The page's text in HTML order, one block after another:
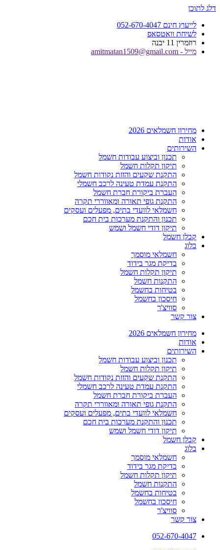
דלג לתוכן
לייעוץ חינם 052-670-4047
לשיחת וואטסאפ
רוזמרין 11 יבנה
מייל - amitmatan1509@gmail.com
מחירון חשמלאים 2026
אודות
השירותים
תכנון וביצוע עבודות חשמל
תיקון תקלות חשמל
התקנת שקעים והזזת נקודות חשמל
התקנת עמדת טעינה לרכב חשמלי
העברת ביקורת חברת חשמל
התקנת גופי תאורה ומאווררי תקרה
חשמלאי לוועדי בתים, מפעלים ועסקים
תכנון והתקנת מערכות בית חכם
תיקון דודי חשמל ושמש
קבלן חשמל
בלוג
חשמלאי מוסמך
בדיקת מגר בידוד
תיקון תקלות חשמל
התקנות חשמל
בטיחות בחשמל
חיסכון בחשמל
סוויצ'ר
צור קשר
מחירון חשמלאים 2026
אודות
השירותים
תכנון וביצוע עבודות חשמל
תיקון תקלות חשמל
התקנת שקעים והזזת נקודות חשמל
התקנת עמדת טעינה לרכב חשמלי
העברת ביקורת חברת חשמל
התקנת גופי תאורה ומאווררי תקרה
חשמלאי לוועדי בתים, מפעלים ועסקים
תכנון והתקנת מערכות בית חכם
תיקון דודי חשמל ושמש
קבלן חשמל
בלוג
חשמלאי מוסמך
בדיקת מגר בידוד
תיקון תקלות חשמל
התקנות חשמל
בטיחות בחשמל
חיסכון בחשמל
סוויצ'ר
צור קשר
052-670-4047